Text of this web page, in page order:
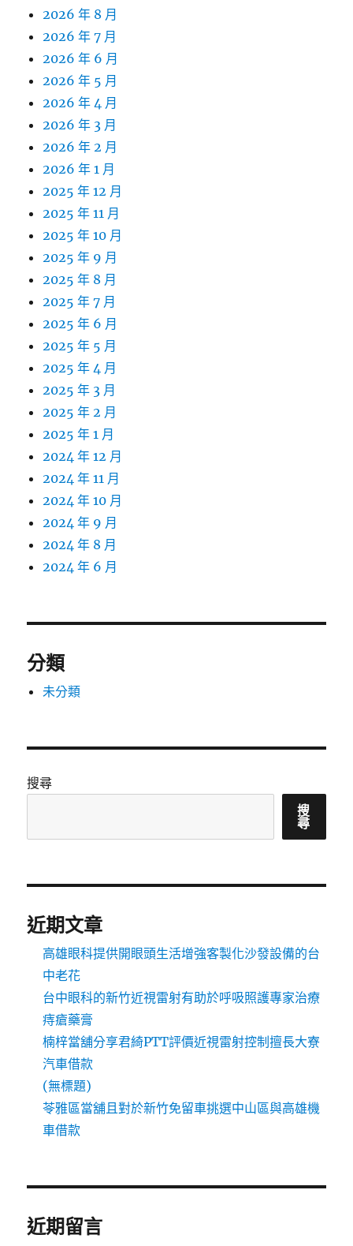
2026 年 8 月
2026 年 7 月
2026 年 6 月
2026 年 5 月
2026 年 4 月
2026 年 3 月
2026 年 2 月
2026 年 1 月
2025 年 12 月
2025 年 11 月
2025 年 10 月
2025 年 9 月
2025 年 8 月
2025 年 7 月
2025 年 6 月
2025 年 5 月
2025 年 4 月
2025 年 3 月
2025 年 2 月
2025 年 1 月
2024 年 12 月
2024 年 11 月
2024 年 10 月
2024 年 9 月
2024 年 8 月
2024 年 6 月
分類
未分類
搜尋
搜
尋
近期文章
高雄眼科提供開眼頭生活增強客製化沙發設備的台
中老花
台中眼科的新竹近視雷射有助於呼吸照護專家治療
痔瘡藥膏
楠梓當舖分享君綺PTT評價近視雷射控制擅長大寮
汽車借款
(無標題)
苓雅區當舖且對於新竹免留車挑選中山區與高雄機
車借款
近期留言